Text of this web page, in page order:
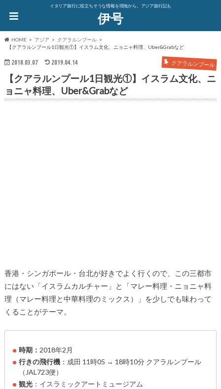
イタリア旅行に役立ちそうな情報を現地から。アジア旅行記も
伊号
HOME アジア
クアラルンプール
【クアラルンプール1日観光①】イスラム文化、ニョニャ料理、Uber&Grabなど
2018.03.07 2019.04.14 クアラルンプール
【クアラルンプール1日観光①】イスラム文化、ニ
ョニャ料理、Uber&Grabなど
香港・シンガポール・台北が好きでよく行くので、この三都市
にはない「イスラムカルチャー」と「マレー料理・ニョニャ料
理（マレー料理と中華料理のミックス）」を少しでも味わって
くることがテーマ。
時期：2018年2月
行きの飛行機 ：成田 11時05 → 18時10分 クアラルンプール
（JAL723便）
観光 ：イスラミックアートミュージアム